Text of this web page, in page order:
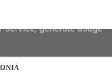
service, generate usage